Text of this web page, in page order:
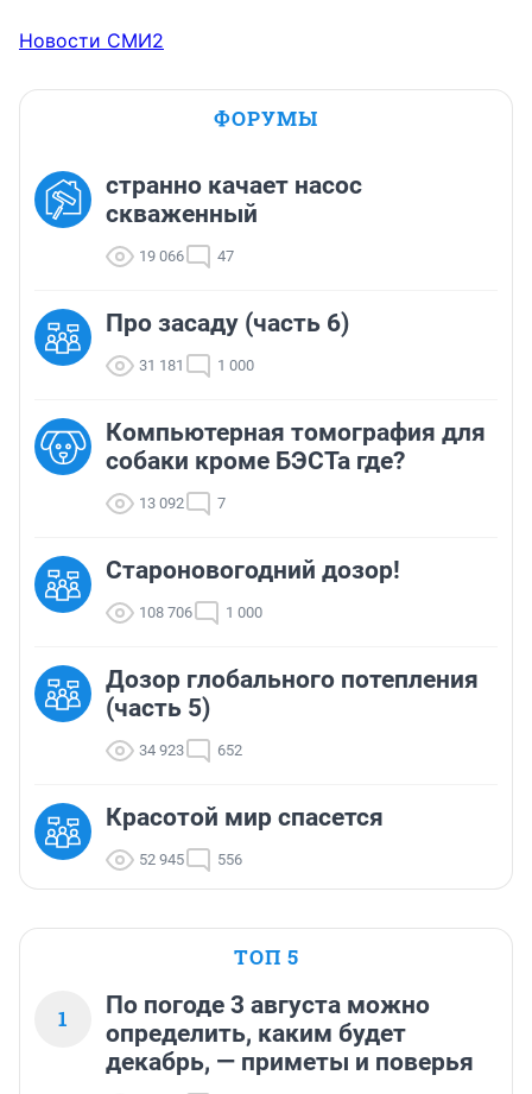
Новости СМИ2
ФОРУМЫ
странно качает насос
скваженный
19 066 47
Про засаду (часть 6)
31 181 1 000
Компьютерная томография для
собаки кроме БЭСТа где?
13 092 7
Староновогодний дозор!
108 706 1 000
Дозор глобального потепления
(часть 5)
34 923 652
Красотой мир спасется
52 945 556
ТОП 5
1
По погоде 3 августа можно
определить, каким будет
декабрь, — приметы и поверья